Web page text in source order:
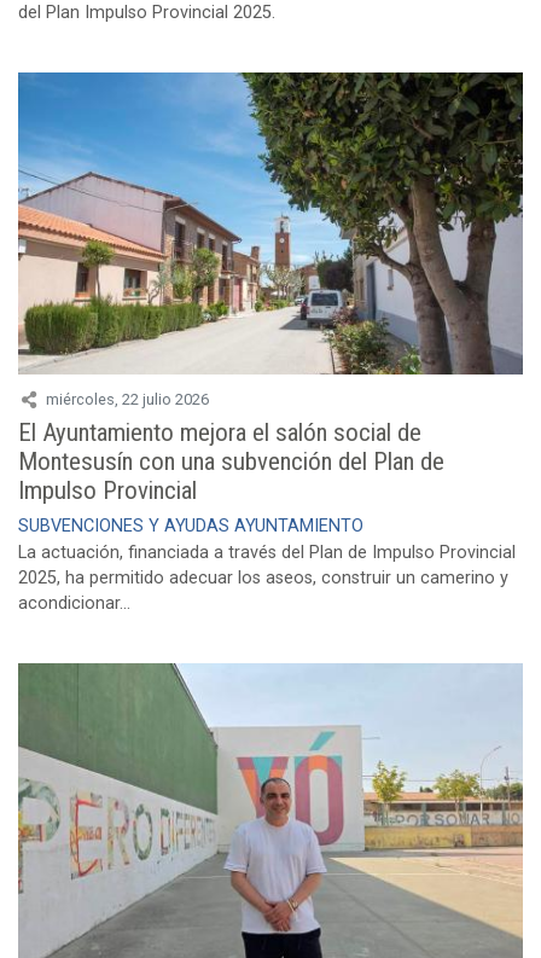
del Plan Impulso Provincial 2025.
miércoles, 22 julio 2026
El Ayuntamiento mejora el salón social de
Montesusín con una subvención del Plan de
Impulso Provincial
SUBVENCIONES Y AYUDAS AYUNTAMIENTO
La actuación, financiada a través del Plan de Impulso Provincial
2025, ha permitido adecuar los aseos, construir un camerino y
acondicionar...